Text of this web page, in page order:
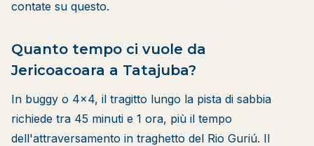
contate su questo.
Quanto tempo ci vuole da
Jericoacoara a Tatajuba?
In buggy o 4x4, il tragitto lungo la pista di sabbia
richiede tra 45 minuti e 1 ora, più il tempo
dell'attraversamento in traghetto del Rio Guriú. Il